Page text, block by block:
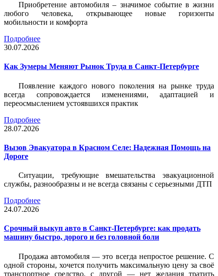
Приобретение автомобиля – значимое событие в жизни
любого человека, открывающее новые горизонты
мобильности и комфорта
Подробнее
30.07.2026
Как Зумеры Меняют Рынок Труда в Санкт-Петербурге
Появление каждого нового поколения на рынке труда
всегда сопровождается изменениями, адаптацией и
переосмыслением устоявшихся практик
Подробнее
28.07.2026
Вызов Эвакуатора в Красном Селе: Надежная Помощь на
Дороге
Ситуации, требующие вмешательства эвакуационной
службы, разнообразны и не всегда связаны с серьезными ДТП
Подробнее
24.07.2026
Срочный выкуп авто в Санкт-Петербурге: как продать
машину быстро, дорого и без головной боли
Продажа автомобиля — это всегда непростое решение. С
одной стороны, хочется получить максимальную цену за своё
транспортное средство, с другой — нет желания тратить